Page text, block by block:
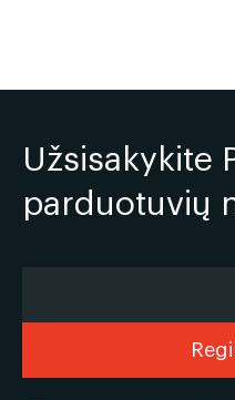
Užsisakykite
parduotuvių